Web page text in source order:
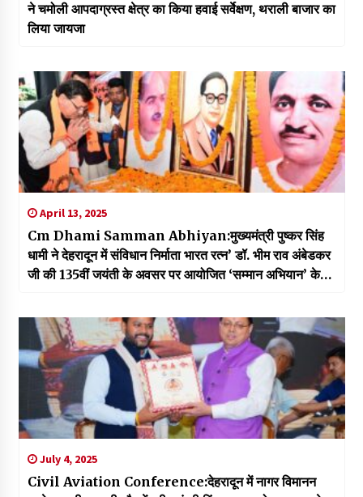
ने चमोली आपदाग्रस्त क्षेत्र का किया हवाई सर्वेक्षण, थराली बाजार का
लिया जायजा
April 13, 2025
Cm Dhami Samman Abhiyan:मुख्यमंत्री पुष्कर सिंह
धामी ने देहरादून में संविधान निर्माता भारत रत्न’ डॉ. भीम राव अंबेडकर
जी की 135वीं जयंती के अवसर पर आयोजित ‘सम्मान अभियान’ के
के राष्ट्रीय महासचिव Dr. Radha Mohan Das Agrawal
के साथ सम्मिलित होकर उपस्थित लोगों को संबोधित किया। इस
अवसर पर राज्यसभा सांसद और भाजपा के प्रदेश अध्यक्ष श्री
Mahendra Bhat और महामंत्री (संगठन) Ajaey Kumar
जी भी उपस्थित रहे।
July 4, 2025
Civil Aviation Conference:देहरादून में नागर विमानन